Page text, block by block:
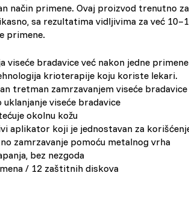
način primene. Ovaj proizvod trenutno
sa rezultatima vidljivima za već
primene.
viseće bradavice već nakon jedne primene
krioterapije koju koriste lekari.
tretman zamrzavanjem viseće bradavice
uklanjanje viseće bradavice
okolnu kožu
aplikator koji je jednostavan za
zamrzavanje pomoću metalnog vrha
bez nezgoda
/ 12 zaštitnih diskova